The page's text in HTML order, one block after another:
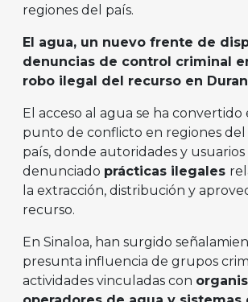
regiones del país.
El agua, un nuevo frente de
denuncias de control criminal
robo ilegal del recurso en
El acceso al agua se ha
punto de conflicto en regiones del
país, donde autoridades y usuarios
denunciado prácticas ilegales
la extracción, distribución y
recurso.
En Sinaloa, han surgido
presunta influencia de grupos
actividades vinculadas con